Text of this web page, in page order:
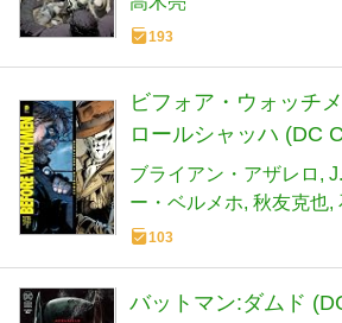
193
ビフォア・ウォッチ
ロールシャッハ (DC
ブライアン・アザレロ
ー・ベルメホ 秋友克也
103
バットマン:ダムド